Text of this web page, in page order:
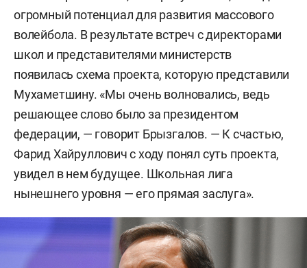
огромный потенциал для развития массового
волейбола. В результате встреч с директорами
школ и представителями министерств
появилась схема проекта, которую представили
Мухаметшину. «Мы очень волновались, ведь
решающее слово было за президентом
федерации, — говорит Брызгалов. — К счастью,
Фарид Хайруллович с ходу понял суть проекта,
увидел в нем будущее. Школьная лига
нынешнего уровня — его прямая заслуга».